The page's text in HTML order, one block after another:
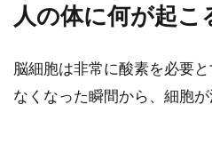
ガスコンロを
えなくなると
人の体に何が起こ
脳細胞は非常に酸素を必要
なくなった瞬間から、細胞が